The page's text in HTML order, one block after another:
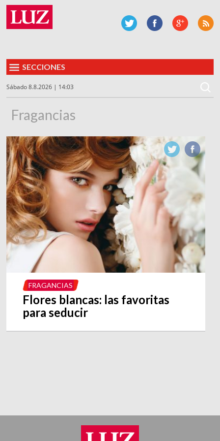
SECCIONES
Sábado 8.8.2026 | 14:03
Fragancias
FRAGANCIAS
Flores blancas: las favoritas
para seducir